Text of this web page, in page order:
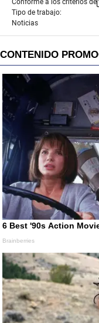
Tipo de trabajo:
Noticias